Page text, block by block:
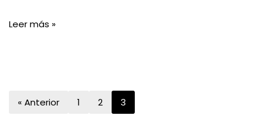
Leer más »
« Anterior 1 2 3